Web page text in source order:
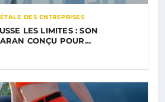
DES ENTREPRISES
LES LIMITES : SON
CONÇU POUR…